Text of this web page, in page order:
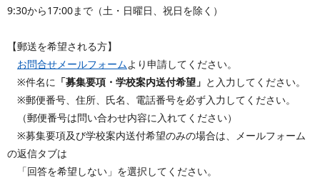
9:30から17:00まで（土・日曜日、祝日を除く）
【郵送を希望される方】
お問合せメールフォームより申請してください。
※件名に 「募集要項・学校案内送付希望」 と入力してください。
※郵便番号、住所、氏名、電話番号を必ず入力してください。
（郵便番号は問い合わせ内容に入れてください）
※募集要項及び学校案内送付希望のみの場合は、メールフォーム
の返信タブは
「回答を希望しない」を選択してください。